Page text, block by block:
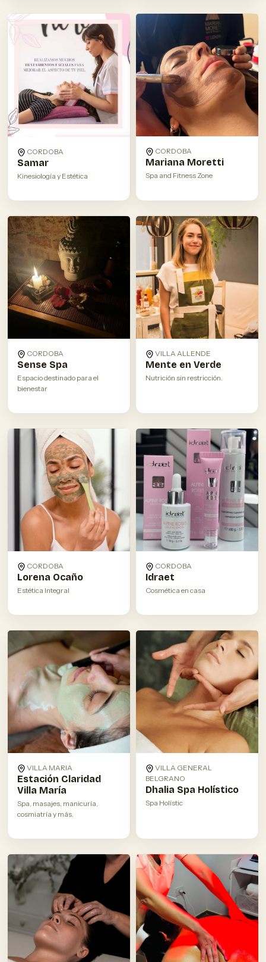
CORDOBA
Samar
Kinesiología y Estética
CORDOBA
Mariana Moretti
Spa and Fitness Zone
CORDOBA
Sense Spa
Espacio destinado para el
bienestar
VILLA ALLENDE
Mente en Verde
Nutrición sin restricción.
CORDOBA
Lorena Ocaño
Estética Integral
CORDOBA
Idraet
Cosmética en casa
VILLA MARIA
Estación Claridad
Villa María
Spa, masajes, manicuría,
cosmiatría y más.
VILLA GENERAL
BELGRANO
Dhalia Spa Holístico
Spa Holístic